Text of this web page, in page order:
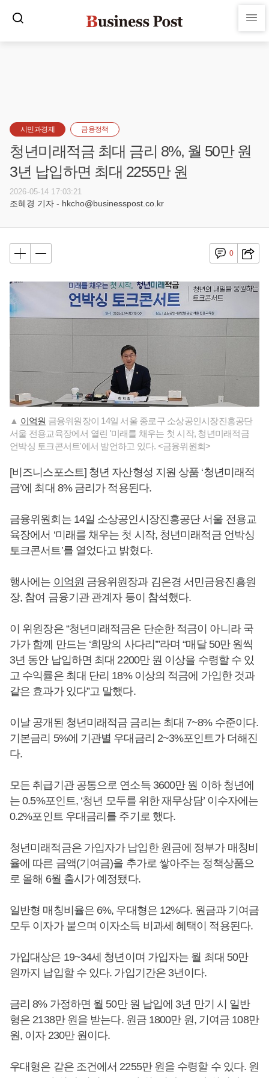
시민과경제 금융정책
청년미래적금 최대 금리 8%, 월 50만 원
3년 납입하면 최대 2255만 원
2026-05-14 17:03:21
조혜경 기자 - hkcho@businesspost.co.kr
0
▲ 이억원 금융위원장이 14일 서울 종로구 소상공인시장진흥공단
서울 전용교육장에서 열린 '미래를 채우는 첫 시작, 청년미래적금
언박싱 토크콘서트'에서 발언하고 있다. <금융위원회>
[비즈니스포스트] 청년 자산형성 지원 상품 ‘청년미래적
금’에 최대 8% 금리가 적용된다.
금융위원회는 14일 소상공인시장진흥공단 서울 전용교
육장에서 ‘미래를 채우는 첫 시작, 청년미래적금 언박싱
토크콘서트’를 열었다고 밝혔다.
행사에는 이억원 금융위원장과 김은경 서민금융진흥원
장, 참여 금융기관 관계자 등이 참석했다.
이 위원장은 “청년미래적금은 단순한 적금이 아니라 국
가가 함께 만드는 ‘희망의 사다리’”라며 “매달 50만 원씩
3년 동안 납입하면 최대 2200만 원 이상을 수령할 수 있
고 수익률은 최대 단리 18% 이상의 적금에 가입한 것과
같은 효과가 있다”고 말했다.
이날 공개된 청년미래적금 금리는 최대 7~8% 수준이다.
기본금리 5%에 기관별 우대금리 2~3%포인트가 더해진
다.
모든 취급기관 공통으로 연소득 3600만 원 이하 청년에
는 0.5%포인트, ‘청년 모두를 위한 재무상담’ 이수자에는
0.2%포인트 우대금리를 주기로 했다.
청년미래적금은 가입자가 납입한 원금에 정부가 매칭비
율에 따른 금액(기여금)을 추가로 쌓아주는 정책상품으
로 올해 6월 출시가 예정됐다.
일반형 매칭비율은 6%, 우대형은 12%다. 원금과 기여금
모두 이자가 붙으며 이자소득 비과세 혜택이 적용된다.
가입대상은 19~34세 청년이며 가입자는 월 최대 50만
원까지 납입할 수 있다. 가입기간은 3년이다.
금리 8% 가정하면 월 50만 원 납입에 3년 만기 시 일반
형은 2138만 원을 받는다. 원금 1800만 원, 기여금 108만
원, 이자 230만 원이다.
우대형은 같은 조건에서 2255만 원을 수령할 수 있다. 원